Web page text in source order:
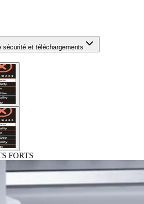
sécurité et téléchargements
FORTS